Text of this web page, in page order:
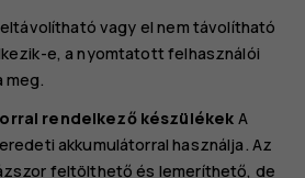
vagy el nem távolítható
e, a nyomtatott felhasználói
rendelkező készülékek A
akkumulátorral használja. Az
feltölthető és lemeríthető, de